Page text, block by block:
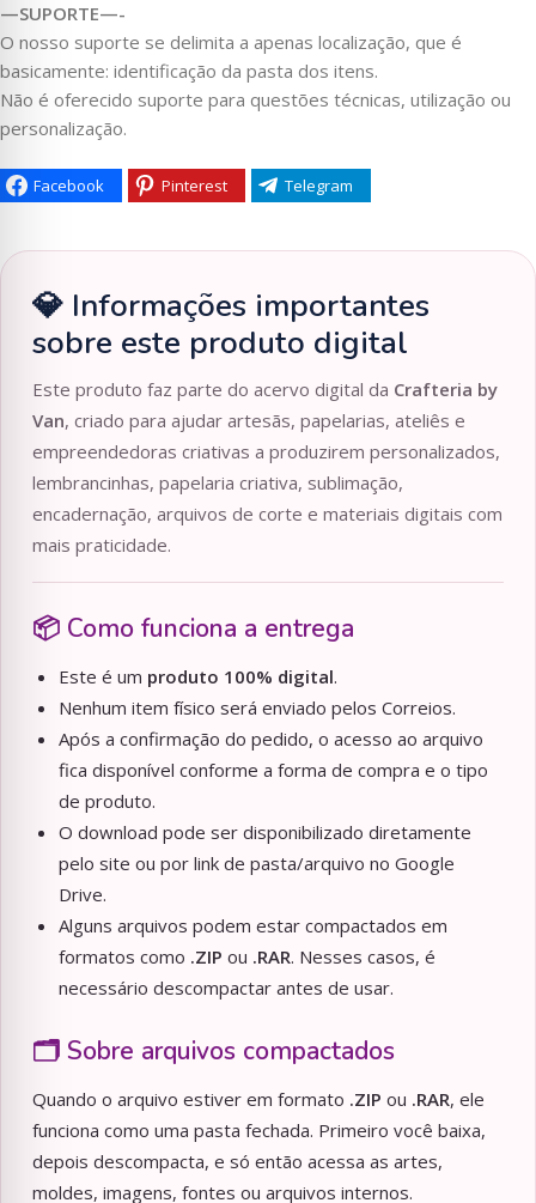
—SUPORTE—-
O nosso suporte se delimita a apenas localização, que é
basicamente: identificação da pasta dos itens.
Não é oferecido suporte para questões técnicas, utilização ou
personalização.
Facebook Pinterest Telegram
💎 Informações importantes
sobre este produto digital
Este produto faz parte do acervo digital da Crafteria by
Van, criado para ajudar artesãs, papelarias, ateliês e
empreendedoras criativas a produzirem personalizados,
lembrancinhas, papelaria criativa, sublimação,
encadernação, arquivos de corte e materiais digitais com
mais praticidade.
📦 Como funciona a entrega
Este é um produto 100% digital.
Nenhum item físico será enviado pelos Correios.
Após a confirmação do pedido, o acesso ao arquivo
fica disponível conforme a forma de compra e o tipo
de produto.
O download pode ser disponibilizado diretamente
pelo site ou por link de pasta/arquivo no Google
Drive.
Alguns arquivos podem estar compactados em
formatos como .ZIP ou .RAR. Nesses casos, é
necessário descompactar antes de usar.
🗂️ Sobre arquivos compactados
Quando o arquivo estiver em formato .ZIP ou .RAR, ele
funciona como uma pasta fechada. Primeiro você baixa,
depois descompacta, e só então acessa as artes,
moldes, imagens, fontes ou arquivos internos.